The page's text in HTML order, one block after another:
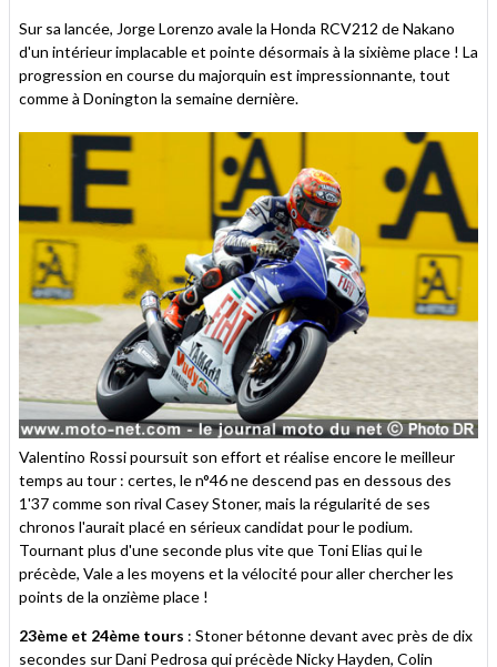
Sur sa lancée, Jorge Lorenzo avale la Honda RCV212 de Nakano
d'un intérieur implacable et pointe désormais à la sixième place ! La
progression en course du majorquin est impressionnante, tout
comme à Donington la semaine dernière.
Valentino Rossi poursuit son effort et réalise encore le meilleur
temps au tour : certes, le n°46 ne descend pas en dessous des
1'37 comme son rival Casey Stoner, mais la régularité de ses
chronos l'aurait placé en sérieux candidat pour le podium.
Tournant plus d'une seconde plus vite que Toni Elias qui le
précède, Vale a les moyens et la vélocité pour aller chercher les
points de la onzième place !
23ème et 24ème tours : Stoner bétonne devant avec près de dix
secondes sur Dani Pedrosa qui précède Nicky Hayden, Colin